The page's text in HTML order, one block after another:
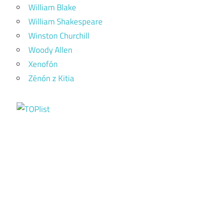
William Blake
William Shakespeare
Winston Churchill
Woody Allen
Xenofón
Zénón z Kitia